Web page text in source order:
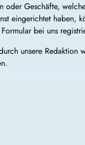
oder Geschäfte,
eingerichtet haben,
bei uns
unsere Redaktion